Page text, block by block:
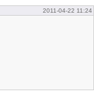
2011-04-22 11:24